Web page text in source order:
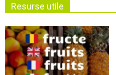
Resurse utile